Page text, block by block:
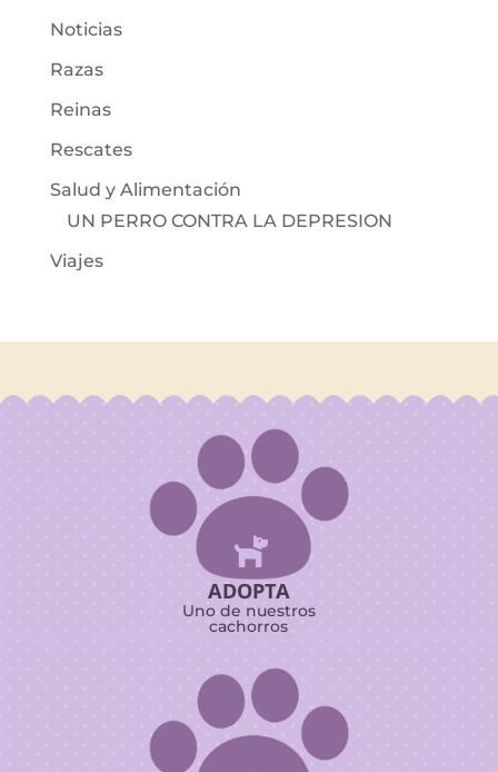
Noticias
Razas
Reinas
Rescates
Salud y Alimentación
UN PERRO CONTRA LA DEPRESION
Viajes

ADOPTA
Uno de nuestros
cachorros